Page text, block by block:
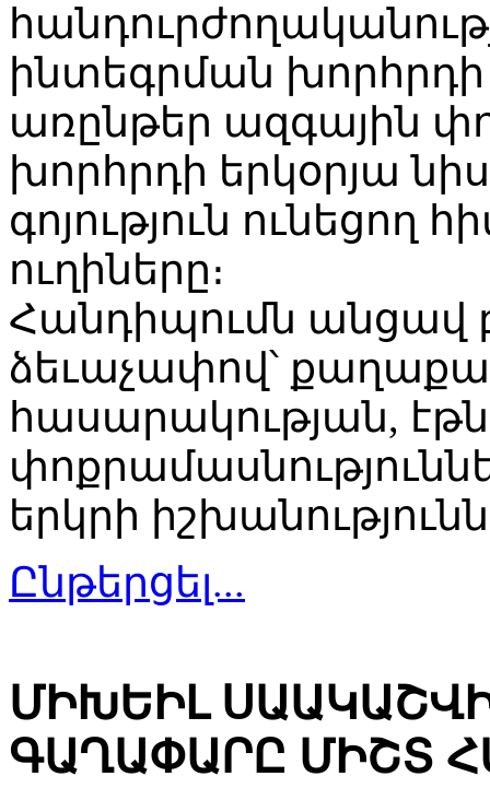
ինտեգրման խորհրդի
առընթեր ազգային
խորհրդի երկօրյա
գոյություն ունեցող
ուղիները։
Հանդիպումն անցավ
ձեւաչափով՝
հասարակության,
երկրի
Ընթերցել...
ՄԻԽԵԻԼ
ԳԱՂԱՓԱՐԸ ՄԻՇՏ